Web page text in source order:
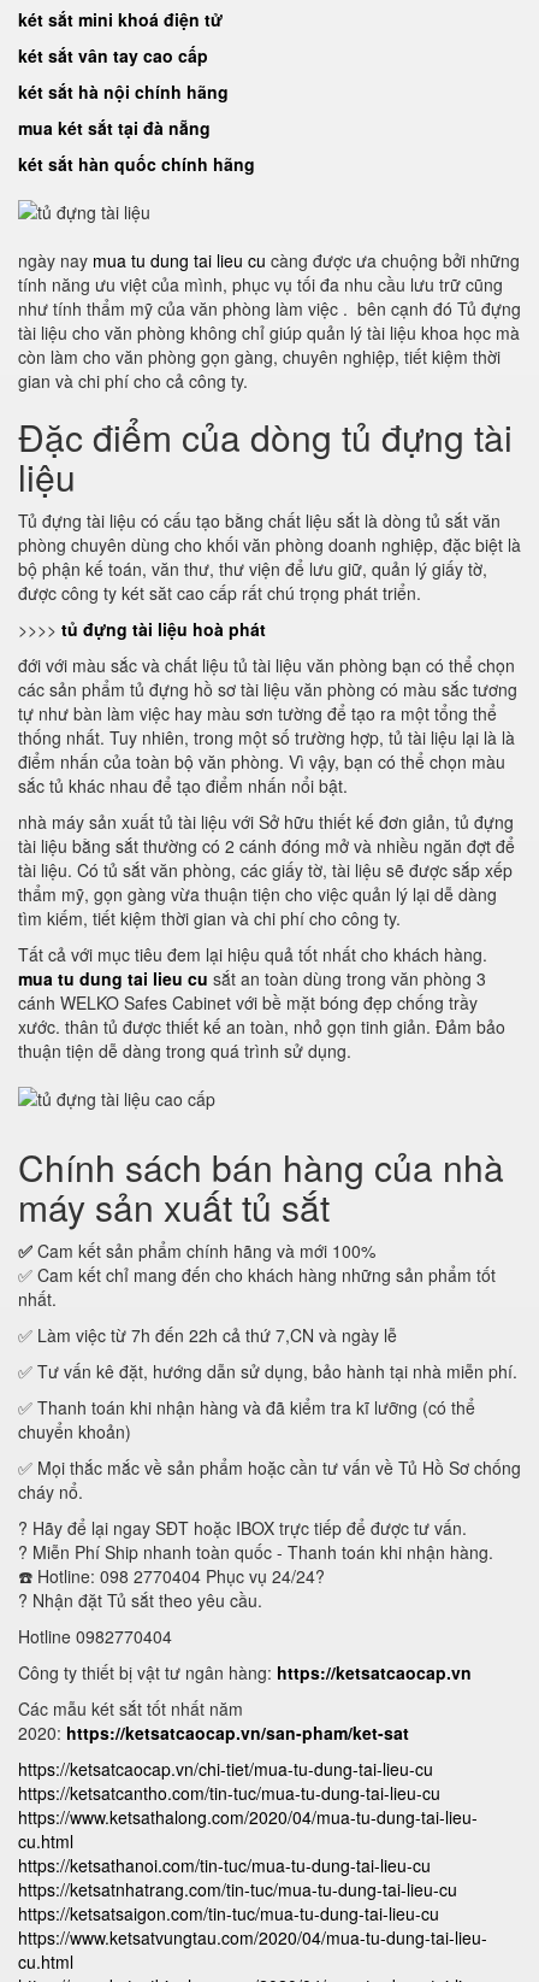
két sắt mini khoá điện tử
két sắt vân tay cao cấp
két sắt hà nội chính hãng
mua két sắt tại đà nẵng
két sắt hàn quốc chính hãng
ngày nay mua tu dung tai lieu cu càng được ưa chuộng bởi những
tính năng ưu việt của mình, phục vụ tối đa nhu cầu lưu trữ cũng
như tính thẩm mỹ của văn phòng làm việc . bên cạnh đó Tủ đựng
tài liệu cho văn phòng không chỉ giúp quản lý tài liệu khoa học mà
còn làm cho văn phòng gọn gàng, chuyên nghiệp, tiết kiệm thời
gian và chi phí cho cả công ty.
Đặc điểm của dòng tủ đựng tài
liệu
Tủ đựng tài liệu có cấu tạo bằng chất liệu sắt là dòng tủ sắt văn
phòng chuyên dùng cho khối văn phòng doanh nghiệp, đặc biệt là
bộ phận kế toán, văn thư, thư viện để lưu giữ, quản lý giấy tờ,
được công ty két săt cao cấp rất chú trọng phát triển.
>>>> tủ đựng tài liệu hoà phát
đới với màu sắc và chất liệu tủ tài liệu văn phòng bạn có thể chọn
các sản phẩm tủ đựng hồ sơ tài liệu văn phòng có màu sắc tương
tự như bàn làm việc hay màu sơn tường để tạo ra một tổng thể
thống nhất. Tuy nhiên, trong một số trường hợp, tủ tài liệu lại là là
điểm nhấn của toàn bộ văn phòng. Vì vậy, bạn có thể chọn màu
sắc tủ khác nhau để tạo điểm nhấn nổi bật.
nhà máy sản xuất tủ tài liệu với Sở hữu thiết kế đơn giản, tủ đựng
tài liệu bằng sắt thường có 2 cánh đóng mở và nhiều ngăn đợt để
tài liệu. Có tủ sắt văn phòng, các giấy tờ, tài liệu sẽ được sắp xếp
thẩm mỹ, gọn gàng vừa thuận tiện cho việc quản lý lại dễ dàng
tìm kiếm, tiết kiệm thời gian và chi phí cho công ty.
Tất cả với mục tiêu đem lại hiệu quả tốt nhất cho khách hàng.
mua tu dung tai lieu cu sắt an toàn dùng trong văn phòng 3
cánh WELKO Safes Cabinet với bề mặt bóng đẹp chống trầy
xước. thân tủ được thiết kế an toàn, nhỏ gọn tinh giản. Đảm bảo
thuận tiện dễ dàng trong quá trình sử dụng.
Chính sách bán hàng của nhà
máy sản xuất tủ sắt
✅ Cam kết sản phẩm chính hãng và mới 100%
✅ Cam kết chỉ mang đến cho khách hàng những sản phẩm tốt
nhất.
✅ Làm việc từ 7h đến 22h cả thứ 7,CN và ngày lễ
✅ Tư vấn kê đặt, hướng dẫn sử dụng, bảo hành tại nhà miễn phí.
✅ Thanh toán khi nhận hàng và đã kiểm tra kĩ lưỡng (có thể
chuyển khoản)
✅ Mọi thắc mắc về sản phẩm hoặc cần tư vấn về Tủ Hồ Sơ chống
cháy nổ.
? Hãy để lại ngay SĐT hoặc IBOX trực tiếp để được tư vấn.
? Miễn Phí Ship nhanh toàn quốc - Thanh toán khi nhận hàng.
☎️ Hotline: 098 2770404 Phục vụ 24/24?
? Nhận đặt Tủ sắt theo yêu cầu.
Hotline 0982770404
Công ty thiết bị vật tư ngân hàng: https://ketsatcaocap.vn
Các mẫu két sắt tốt nhất năm
2020: https://ketsatcaocap.vn/san-pham/ket-sat
https://ketsatcaocap.vn/chi-tiet/mua-tu-dung-tai-lieu-cu
https://ketsatcantho.com/tin-tuc/mua-tu-dung-tai-lieu-cu
https://www.ketsathalong.com/2020/04/mua-tu-dung-tai-lieu-
cu.html
https://ketsathanoi.com/tin-tuc/mua-tu-dung-tai-lieu-cu
https://ketsatnhatrang.com/tin-tuc/mua-tu-dung-tai-lieu-cu
https://ketsatsaigon.com/tin-tuc/mua-tu-dung-tai-lieu-cu
https://www.ketsatvungtau.com/2020/04/mua-tu-dung-tai-lieu-
cu.html